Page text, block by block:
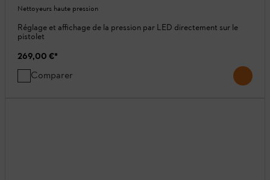
Nettoyeurs haute pression
Réglage et affichage de la pression par LED directement sur le
pistolet
269,00 €*
Comparer